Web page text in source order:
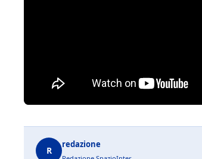
R
redazione